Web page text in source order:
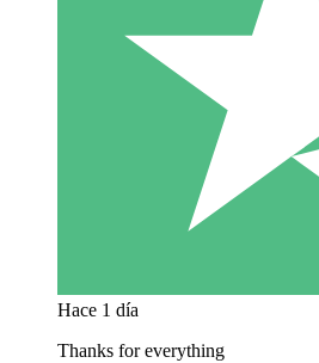
Hace 1 día
Thanks for everything